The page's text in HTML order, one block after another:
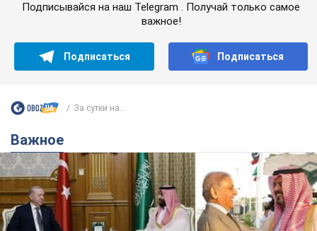
Подписывайся на наш Telegram . Получай только самое
важное!
Подписаться Подписаться
За сутки на...
Важное